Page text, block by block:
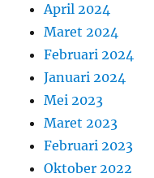
April 2024
Maret 2024
Februari 2024
Januari 2024
Mei 2023
Maret 2023
Februari 2023
Oktober 2022